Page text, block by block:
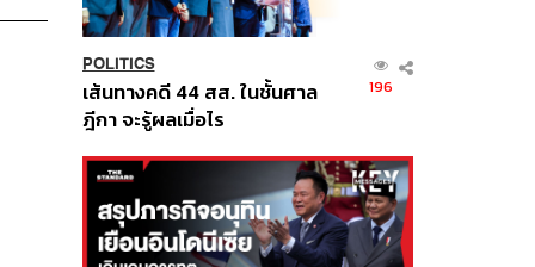
POLITICS
เส้นทางคดี 44 สส. ในชั้นศาล
ฎีกา จะรู้ผลเมื่อไร
196